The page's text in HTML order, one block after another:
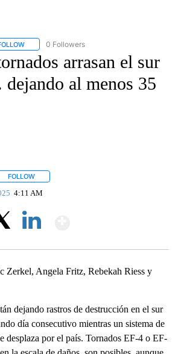
FOLLOW "CNN-SPANISH" TO RECEIVE
0 Followers
arrasan el sur
al menos 35
FOLLOW
4:11 AM
Zerkel, Angela Fritz, Rebekah Riess y
dejando rastros de destrucción en el sur
día consecutivo mientras un sistema de
desplaza por el país. Tornados EF-4 o EF-